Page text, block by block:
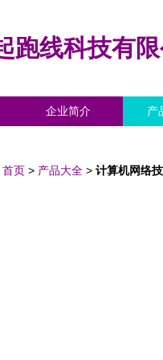
跑线科技有限
企业简介 产
首页 > 产品大全 > 计算机网络